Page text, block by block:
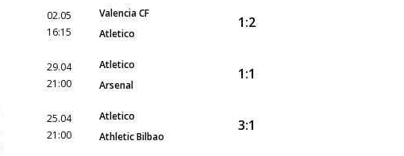
02.05
16:15
Valencia CF
Atletico
1:2
29.04
21:00
Atletico
Arsenal
1:1
25.04
21:00
Atletico
Athletic Bilbao
3:1